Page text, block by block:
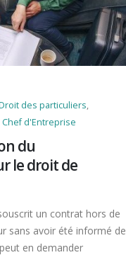
des particuliers,
Chef d'Entreprise
du
le droit de
un contrat hors de
sans avoir été informé de
en demander